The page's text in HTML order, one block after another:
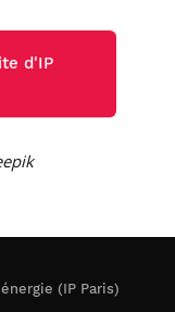
(IP Paris)
d'IP